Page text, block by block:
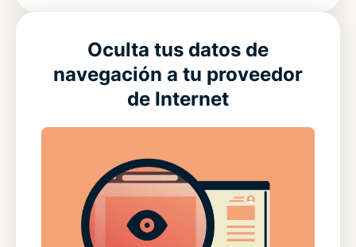
Oculta tus datos de
navegación a tu proveedor
de Internet